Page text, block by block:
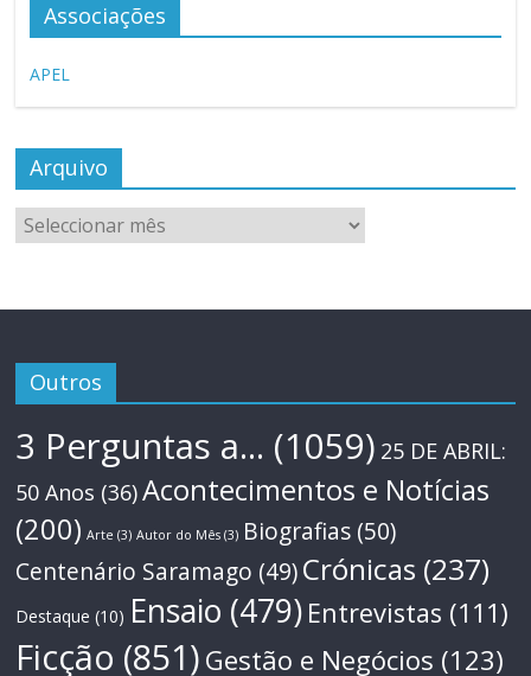
Associações
APEL
Arquivo
Arquivo
Outros
3 Perguntas a... (1059) 25 DE ABRIL:
50 Anos (36)Acontecimentos e Notícias
(200) Arte (3) Autor do Mês (3) Biografias (50)
Centenário Saramago (49)Crónicas (237)
Destaque (10) Ensaio (479) Entrevistas (111)
Ficção (851) Gestão e Negócios (123)